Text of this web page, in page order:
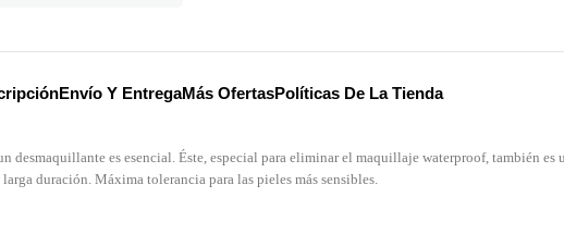
Envío Y EntregaMás OfertasPolíticas De La Tienda
es esencial. Éste, especial para eliminar el maquillaje waterproof, también es
duración. Máxima tolerancia para las pieles más sensibles.